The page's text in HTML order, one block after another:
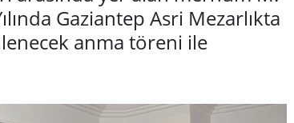
Gaziantep Asri Mezarlıkta
anma töreni ile